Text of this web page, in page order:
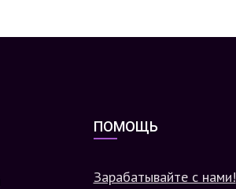
ПОМОЩЬ
Зарабатывайте с нами!